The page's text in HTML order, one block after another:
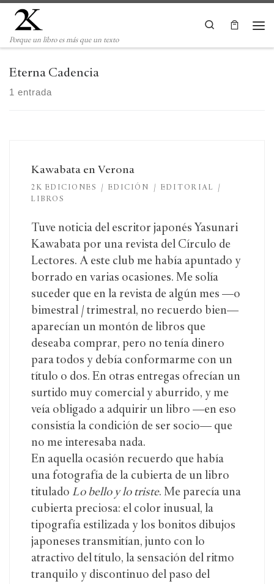
Saltar al contenido
Porque un libro es más que un texto
Search
Eterna Cadencia
1 entrada
Kawabata en Verona
2K EDICIONES EDICIÓN
EDITORIAL
LIBROS
Tuve noticia del escritor japonés Yasunari
Kawabata por una revista del Círculo de
Lectores. A este club me había apuntado y
borrado en varias ocasiones. Me solía
suceder que en la revista de algún mes —o
bimestral / trimestral, no recuerdo bien—
aparecían un montón de libros que
deseaba comprar, pero no tenía dinero
para todos y debía conformarme con un
título o dos. En otras entregas ofrecían un
surtido muy comercial y aburrido, y me
veía obligado a adquirir un libro —en eso
consistía la condición de ser socio— que
no me interesaba nada.
En aquella ocasión recuerdo que había
una fotografía de la cubierta de un libro
tituladoLo bello y lo triste. Me parecía una
cubierta preciosa: el color inusual, la
tipografía estilizada y los bonitos dibujos
japoneses transmitían, junto con lo
atractivo del título, la sensación del ritmo
tranquilo y discontinuo del paso del